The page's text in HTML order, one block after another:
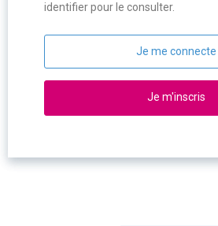
identifier pour le consulter.
Je me connecte
Je m'inscris